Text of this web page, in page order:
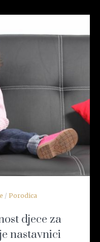
/ Porodica
djece za
nastavnici